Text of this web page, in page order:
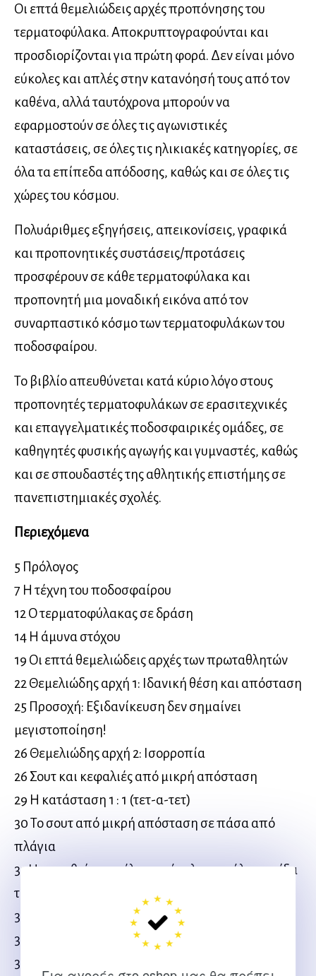
Οι επτά θεμελιώδεις αρχές προπόνησης του
τερματοφύλακα. Αποκρυπτογραφούνται και
προσδιορίζονται για πρώτη φορά. Δεν είναι μόνο
εύκολες και απλές στην κατανόησή τους από τον
καθένα, αλλά ταυτόχρονα μπορούν να
εφαρμοστούν σε όλες τις αγωνιστικές
καταστάσεις, σε όλες τις ηλικιακές κατηγορίες, σε
όλα τα επίπεδα απόδοσης, καθώς και σε όλες τις
χώρες του κόσμου.
Πολυάριθμες εξηγήσεις, απεικονίσεις, γραφικά
και προπονητικές συστάσεις/προτάσεις
προσφέρουν σε κάθε τερματοφύλακα και
προπονητή μια μοναδική εικόνα από τον
συναρπαστικό κόσμο των τερματοφυλάκων του
ποδοσφαίρου.
Το βιβλίο απευθύνεται κατά κύριο λόγο στους
προπονητές τερματοφυλάκων σε ερασιτεχνικές
και επαγγελματικές ποδοσφαιρικές ομάδες, σε
καθηγητές φυσικής αγωγής και γυμναστές, καθώς
και σε σπουδαστές της αθλητικής επιστήμης σε
πανεπιστημιακές σχολές.
Περιεχόμενα
5 Πρόλογος
7 Η τέχνη του ποδοσφαίρου
12 Ο τερματοφύλακας σε δράση
14 Η άμυνα στόχου
19 Οι επτά θεμελιώδεις αρχές των πρωταθλητών
22 Θεμελιώδης αρχή 1: Ιδανική θέση και απόσταση
25 Προσοχή: Εξιδανίκευση δεν σημαίνει
μεγιστοποίηση!
26 Θεμελιώδης αρχή 2: Ισορροπία
26 Σουτ και κεφαλιές από μικρή απόσταση
29 Η κατάσταση 1 : 1 (τετ-α-τετ)
30 Το σουτ από μικρή απόσταση σε πάσα από
πλάγια
31 Η απευθείας εκτέλεση φάουλ  η μεγάλη παγίδα
της «σπέκουλας»
32 Θεμελιώδης αρχή 3: Έγκαιρα έτοιμος
35 Θεμελιώδης αρχή 4: Σωστή έναρξη
38 Θεμελιώδης αρχή 5: Γρήγορα και ενεργητικά